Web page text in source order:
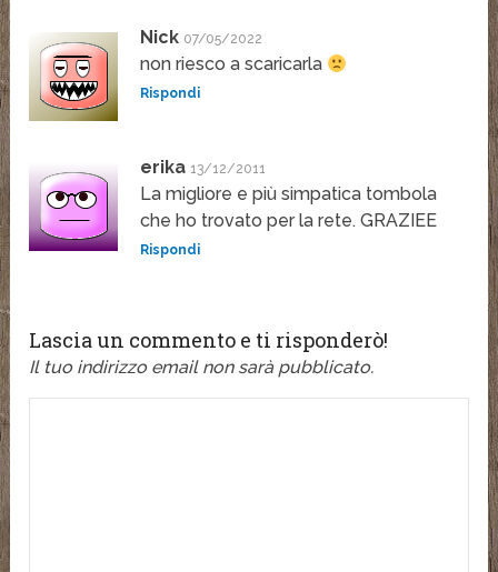
Nick 07/05/2022
non riesco a scaricarla
Rispondi
erika 13/12/2011
La migliore e più simpatica tombola
che ho trovato per la rete. GRAZIEE
Rispondi
Lascia un commento e ti risponderò!
Il tuo indirizzo email non sarà pubblicato.